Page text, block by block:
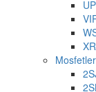
Mosfetler